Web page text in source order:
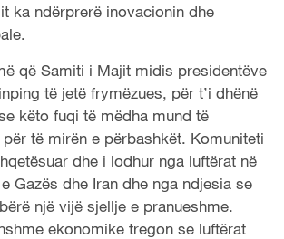
ka ndërprerë inovacionin dhe
që Samiti i Majit midis presidentëve
të jetë frymëzues, për t’i dhënë
këto fuqi të mëdha mund të
të mirën e përbashkët. Komuniteti
dhe i lodhur nga luftërat në
Gazës dhe Iran dhe nga ndjesia se
një vijë sjellje e pranueshme.
ekonomike tregon se luftërat